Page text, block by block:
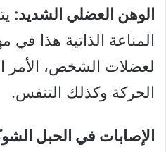
الوهن العضلي الشديد:
المناعة الذاتية هذا في
لعضلات الشخص، الأمر
الحركة وكذلك التنفس.
الإصابات في الحبل